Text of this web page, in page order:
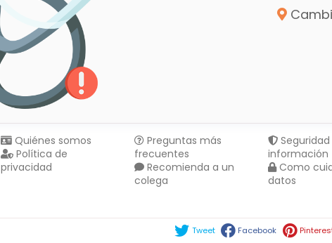
Quiénes somos
Política de
privacidad
Preguntas más
frecuentes
Recomienda a un
colega
información
Como
datos
Tweet Facebook